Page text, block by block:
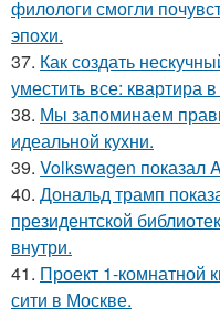
филологи смогли
эпохи.
37. Как создать
уместить все: квартира
38. Мы запоминаем
идеальной кухни.
39. Volkswagen показал
40. Дональд трамп
президентской
внутри.
41. Проект 1-комнатной
сити в Москве.